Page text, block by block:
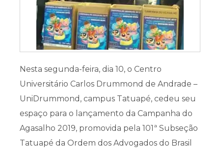
Nesta segunda-feira, dia 10, o Centro
Universitário Carlos Drummond de Andrade –
UniDrummond, campus Tatuapé, cedeu seu
espaço para o lançamento da Campanha do
Agasalho 2019, promovida pela 101ª Subseção
Tatuapé da Ordem dos Advogados do Brasil